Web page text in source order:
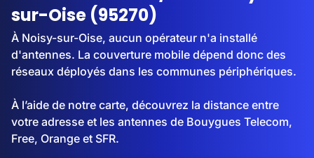
sur-Oise (95270)
À Noisy-sur-Oise, aucun opérateur n'a installé
d'antennes. La couverture mobile dépend donc des
réseaux déployés dans les communes périphériques.
À l’aide de notre carte, découvrez la distance entre
votre adresse et les antennes de Bouygues Telecom,
Free, Orange et SFR.